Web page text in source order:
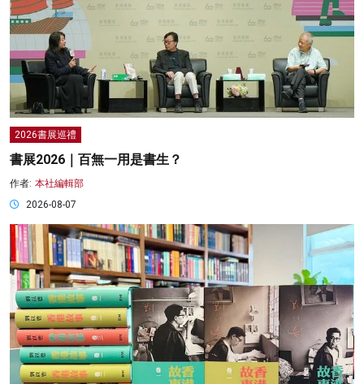
2026書展巡禮
書展2026｜百無一用是書生？
作者: 本社編輯部
2026-08-07